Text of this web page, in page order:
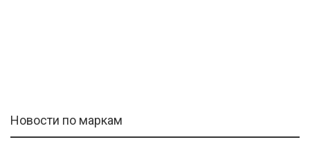
Новости по маркам